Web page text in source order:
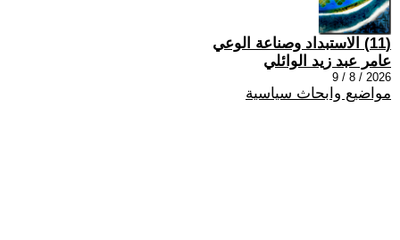
(11) الاستبداد وصناعة الوعي
عامر عبد زيد الوائلي
2026 / 8 / 9
مواضيع وابحاث سياسية